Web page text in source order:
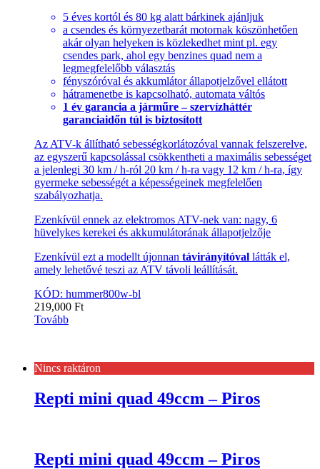
5 éves kortól és 80 kg alatt bárkinek ajánljuk
a csendes és környezetbarát motornak köszönhetően
akár olyan helyeken is közlekedhet mint pl. egy
csendes park, ahol egy benzines quad nem a
legmegfelelőbb választás
fényszóróval és akkumlátor állapotjelzővel ellátott
hátramenetbe is kapcsolható, automata váltós
1 év garancia a járműre – szervízháttér
garanciaidőn túl is biztosított
Az ATV-k állítható sebességkorlátozóval vannak felszerelve,
az egyszerű kapcsolással csökkentheti a maximális sebességet
a jelenlegi 30 km / h-ról 20 km / h-ra vagy 12 km / h-ra, így
gyermeke sebességét a képességeinek megfelelően
szabályozhatja.
Ezenkívül ennek az elektromos ATV-nek van: nagy, 6
hüvelykes kerekei és akkumulátorának állapotjelzője
Ezenkívül ezt a modellt újonnan távirányítóval látták el,
amely lehetővé teszi az ATV távoli leállítását.
KÓD: hummer800w-bl
219,000 Ft
Tovább
Nincs raktáron
Repti mini quad 49ccm – Piros
Repti mini quad 49ccm – Piros